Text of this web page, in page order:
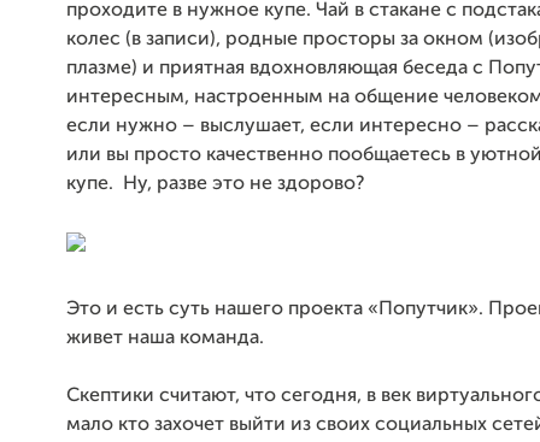
проходите в нужное купе. Чай в стакане с
колес (в записи), родные просторы за окном
плазме) и приятная вдохновляющая беседа с
интересным, настроенным на общение
если нужно – выслушает, если интересно –
или вы просто качественно пообщаетесь в
купе. Ну, разве это не здорово?
Это и есть суть нашего проекта «Попутчик».
живет наша команда.
Скептики считают, что сегодня, в век
мало кто захочет выйти из своих социальных